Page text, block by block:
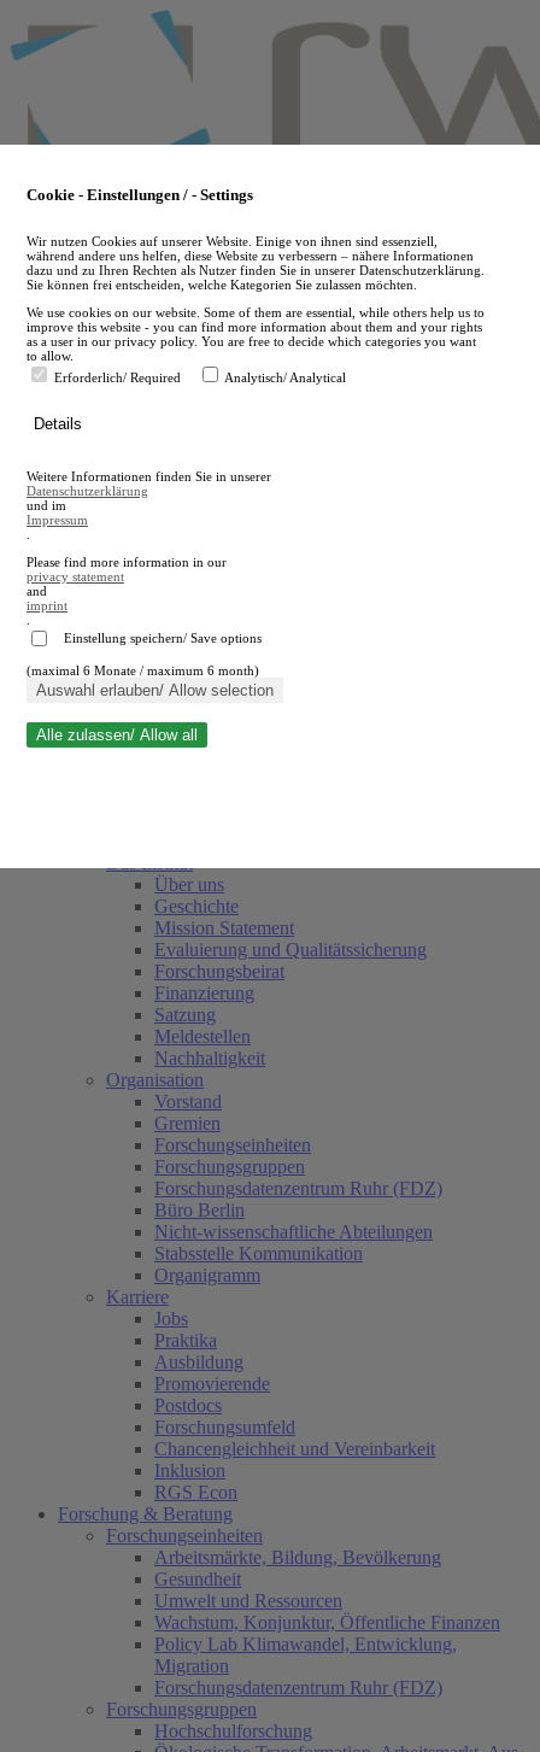
to
main
en
A
A
Suche schließen
Über uns
Geschichte
Mission Statement
Evaluierung und Qualitätssicherung
Forschungsbeirat
Finanzierung
Satzung
Meldestellen
Nachhaltigkeit
Organisation
Vorstand
Gremien
Forschungseinheiten
Forschungsgruppen
Forschungsdatenzentrum Ruhr (FDZ)
Büro Berlin
Nicht-wissenschaftliche Abteilungen
Stabsstelle Kommunikation
Organigramm
Karriere
Jobs
Praktika
Ausbildung
Promovierende
Postdocs
Forschungsumfeld
Chancengleichheit und Vereinbarkeit
Inklusion
RGS Econ
Forschung & Beratung
Forschungseinheiten
Arbeitsmärkte, Bildung, Bevölkerung
Gesundheit
Umwelt und Ressourcen
Wachstum, Konjunktur, Öffentliche Finanzen
Policy Lab Klimawandel, Entwicklung,
Migration
Forschungsdatenzentrum Ruhr (FDZ)
Forschungsgruppen
Hochschulforschung
Cookie - Einstellungen / - Settings
Wir nutzen Cookies auf unserer Website. Einige von ihnen sind essenziell,
während andere uns helfen, diese Website zu verbessern – nähere Informationen
dazu und zu Ihren Rechten als Nutzer finden Sie in unserer Datenschutzerklärung.
Sie können frei entscheiden, welche Kategorien Sie zulassen möchten.
We use cookies on our website. Some of them are essential, while others help us to
improve this website - you can find more information about them and your rights
as a user in our privacy policy. You are free to decide which categories you want
to allow.
Erforderlich/ Required
Analytisch/ Analytical
Details
Weitere Informationen finden Sie in unserer
Datenschutzerklärung
und im
Impressum
Please find more information in our
privacy statement
and
imprint
Einstellung speichern/ Save options
(maximal 6 Monate / maximum 6 month)
Auswahl erlauben/ Allow selection
Alle zulassen/ Allow all